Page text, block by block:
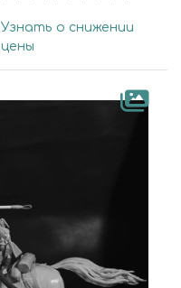
Узнать о снижении
цены